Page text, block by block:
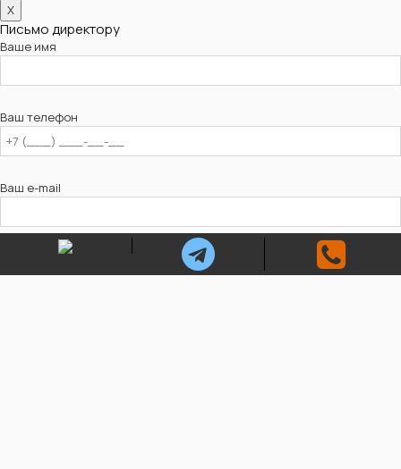
X
Письмо директору
Ваше имя
Ваш телефон
Ваш e-mail
Ваше сообщение (не обязательно)